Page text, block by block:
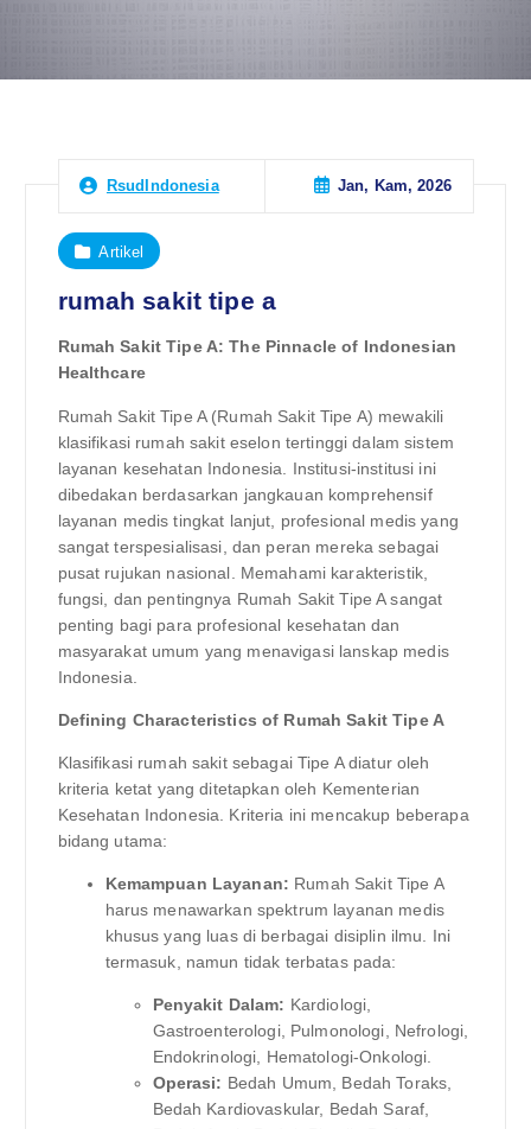
RsudIndonesia Jan, Kam, 2026
Artikel
rumah sakit tipe a
Rumah Sakit Tipe A: The Pinnacle of Indonesian
Healthcare
Rumah Sakit Tipe A (Rumah Sakit Tipe A) mewakili
klasifikasi rumah sakit eselon tertinggi dalam sistem
layanan kesehatan Indonesia. Institusi-institusi ini
dibedakan berdasarkan jangkauan komprehensif
layanan medis tingkat lanjut, profesional medis yang
sangat terspesialisasi, dan peran mereka sebagai
pusat rujukan nasional. Memahami karakteristik,
fungsi, dan pentingnya Rumah Sakit Tipe A sangat
penting bagi para profesional kesehatan dan
masyarakat umum yang menavigasi lanskap medis
Indonesia.
Defining Characteristics of Rumah Sakit Tipe A
Klasifikasi rumah sakit sebagai Tipe A diatur oleh
kriteria ketat yang ditetapkan oleh Kementerian
Kesehatan Indonesia. Kriteria ini mencakup beberapa
bidang utama:
Kemampuan Layanan: Rumah Sakit Tipe A
harus menawarkan spektrum layanan medis
khusus yang luas di berbagai disiplin ilmu. Ini
termasuk, namun tidak terbatas pada:
Penyakit Dalam: Kardiologi,
Gastroenterologi, Pulmonologi, Nefrologi,
Endokrinologi, Hematologi-Onkologi.
Operasi: Bedah Umum, Bedah Toraks,
Bedah Kardiovaskular, Bedah Saraf,